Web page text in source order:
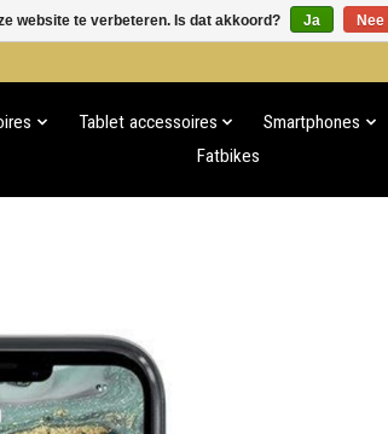
Tablet accessoires Smartphones
Fatbikes
website te verbeteren. Is dat akkoord? Ja Nee